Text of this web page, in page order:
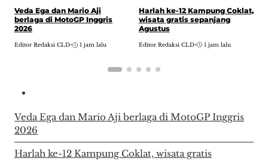
Veda Ega dan Mario Aji
berlaga di MotoGP Inggris
2026
Editor Redaksi CLD• 1 jam lalu
Harlah ke-12 Kampung Coklat,
wisata gratis sepanjang
Agustus
Editor Redaksi CLD• 1 jam lalu
Veda Ega dan Mario Aji berlaga di MotoGP Inggris
2026
Harlah ke-12 Kampung Coklat, wisata gratis